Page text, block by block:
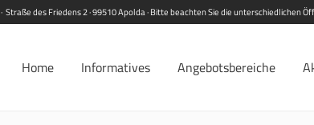
· Straße des Friedens 2 · 99510 Apolda · Bitte beachten Sie die unterschiedlichen
Home Informatives Angebotsbereiche